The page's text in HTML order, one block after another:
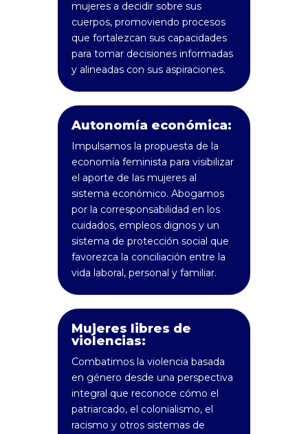
mujeres a decidir sobre sus
cuerpos, promoviendo procesos
que fortalezcan sus capacidades
para tomar decisiones informadas
y alineadas con sus aspiraciones.
Autonomía económica:
Impulsamos la propuesta de la
economía feminista para visibilizar
el aporte de las mujeres al
sistema económico. Abogamos
por la corresponsabilidad en los
cuidados, empleos dignos y un
sistema de protección social que
favorezca la conciliación entre la
vida laboral, personal y familiar.
Mujeres libres de
violencias:
Combatimos la violencia basada
en género desde una perspectiva
integral que reconoce cómo el
patriarcado, el colonialismo, el
racismo y otros sistemas de